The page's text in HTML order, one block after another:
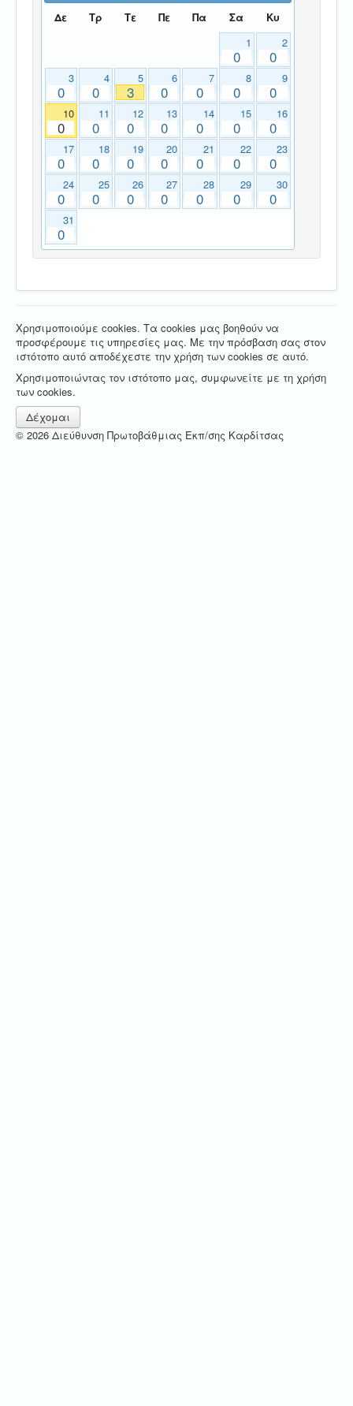
Δε Τρ Τε Πε Πα Σα Κυ
1
0
2
0
3
0
4
0
5
3
6
0
7
0
8
0
9
0
10
0
11
0
12
0
13
0
14
0
15
0
16
0
17
0
18
0
19
0
20
0
21
0
22
0
23
0
24
0
25
0
26
0
27
0
28
0
29
0
30
0
31
0
Χρησιμοποιούμε cookies. Τα cookies μας βοηθούν να
προσφέρουμε τις υπηρεσίες μας. Με την πρόσβαση σας στον
ιστότοπο αυτό αποδέχεστε την χρήση των cookies σε αυτό.
Χρησιμοποιώντας τον ιστότοπο μας, συμφωνείτε με τη χρήση
των cookies.
Δέχομαι
© 2026 Διεύθυνση Πρωτοβάθμιας Εκπ/σης Καρδίτσας